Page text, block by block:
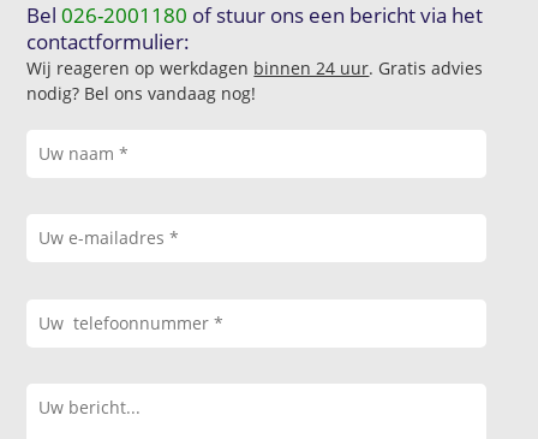
Bel026-2001180 of stuur ons een bericht via het
contactformulier:
Wij reageren op werkdagen binnen 24 uur. Gratis advies
nodig? Bel ons vandaag nog!